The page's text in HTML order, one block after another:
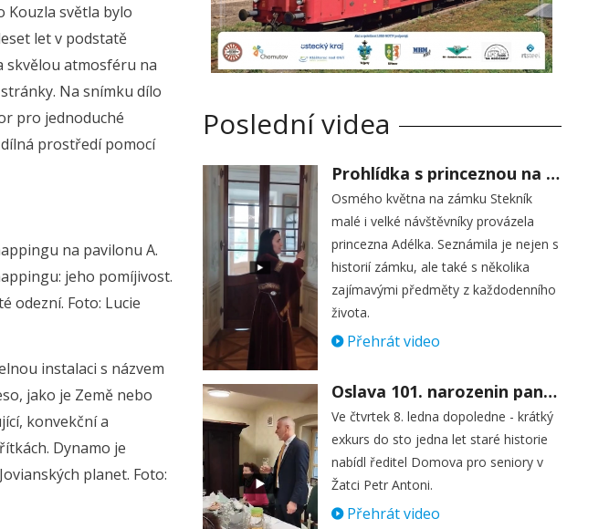
Kouzla světla bylo
let v podstatě
skvělou atmosféru na
Na snímku dílo
pro jednoduché
prostředí pomocí
na pavilonu A.
jeho pomíjivost.
odezní. Foto: Lucie
instalaci s názvem
jako je Země nebo
konvekční a
Dynamo je
planet. Foto:
Poslední videa
Prohlídka s princeznou na zámku Stekník
Osmého května na zámku Stekník
malé i velké návštěvníky provázela
princezna Adélka. Seznámila je nejen s
historií zámku, ale také s několika
zajímavými předměty z každodenního
života.
Přehrát video
Oslava 101. narozenin paní Věry Skořepové
Ve čtvrtek 8. ledna dopoledne - krátký
exkurs do sto jedna let staré historie
nabídl ředitel Domova pro seniory v
Žatci Petr Antoni.
Přehrát video